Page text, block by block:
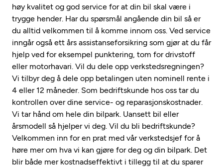
Les mer
høy kvalitet og god service for at din bil skal være i
trygge hender. Har du spørsmål angående din bil så er
du alltid velkommen til å komme innom oss. Ved service
inngår også ett års assistanseforsikring som gjør at du får
hjelp ved for eksempel punktering, tom for drivstoff
eller motorhavari. Vil du dele opp verkstedsregningen?
Vi tilbyr deg å dele opp betalingen uten nominell rente i
4 eller 12 måneder. Som bedriftskunde hos oss tar du
kontrollen over dine service- og reparasjonskostnader.
Vi tar hånd om hele din bilpark. Uansett bil eller
årsmodell så hjelper vi deg. Vil du bli bedriftskunde?
Velkommen inn for en prat med vår verkstedsjef for å
høre mer om hva vi kan gjøre for deg og din bilpark. Det
blir både mer kostnadseffektivt i tillegg til at du sparer